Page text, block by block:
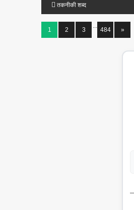
तकनीकी शब्द
1 2 3
...
484 »